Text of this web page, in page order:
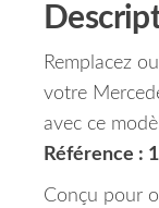
Remplacez
votre
avec ce
Référence :
Conçu pour